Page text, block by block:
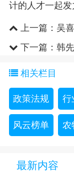
计的人才一起发
上一篇： 吴
下一篇： 韩
相关栏目
政策法规 行
风云榜单 农
最新内容